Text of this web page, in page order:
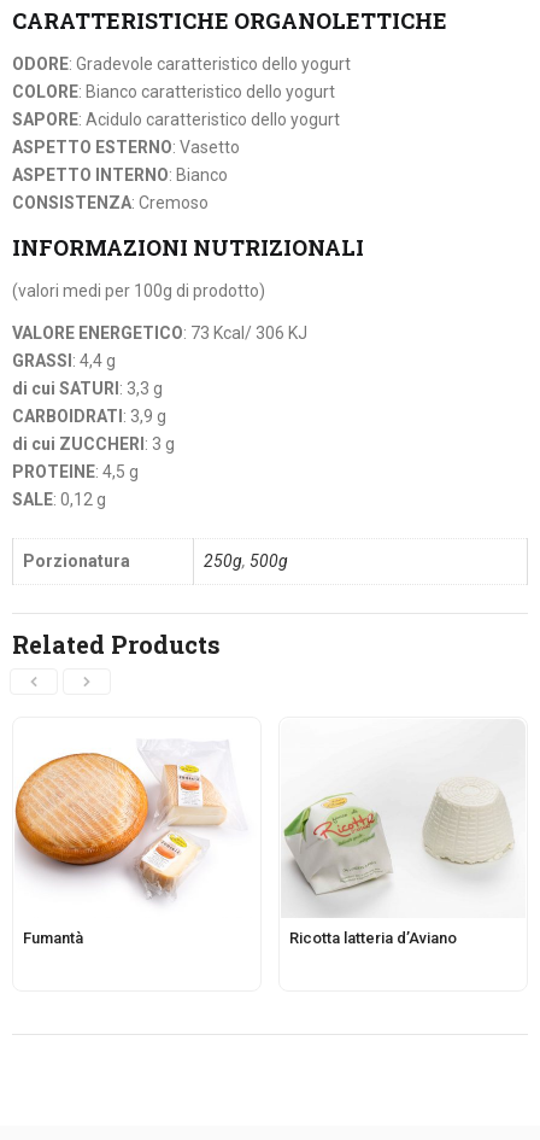
CARATTERISTICHE ORGANOLETTICHE
ODORE: Gradevole caratteristico dello yogurt
COLORE: Bianco caratteristico dello yogurt
SAPORE: Acidulo caratteristico dello yogurt
ASPETTO ESTERNO: Vasetto
ASPETTO INTERNO: Bianco
CONSISTENZA: Cremoso
INFORMAZIONI NUTRIZIONALI
(valori medi per 100g di prodotto)
VALORE ENERGETICO: 73 Kcal/ 306 KJ
GRASSI : 4,4 g
di cui SATURI : 3,3 g
CARBOIDRATI : 3,9 g
di cui ZUCCHERI : 3 g
PROTEINE: 4,5 g
SALE: 0,12 g
Porzionatura 250g, 500g
Related Products
Fumantà Ricotta latteria d’Aviano